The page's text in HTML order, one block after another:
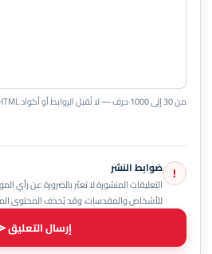
من 30 إلى 1000 حرف — لا تُقبل الروابط أو أكواد HTML.
! ضوابط النشر
التعليقات المنشورة لا تعبّر بالضرورة عن رأي
للأشخاص والمقدسات، وقد يُحذف المحتوى
إرسال التعليق